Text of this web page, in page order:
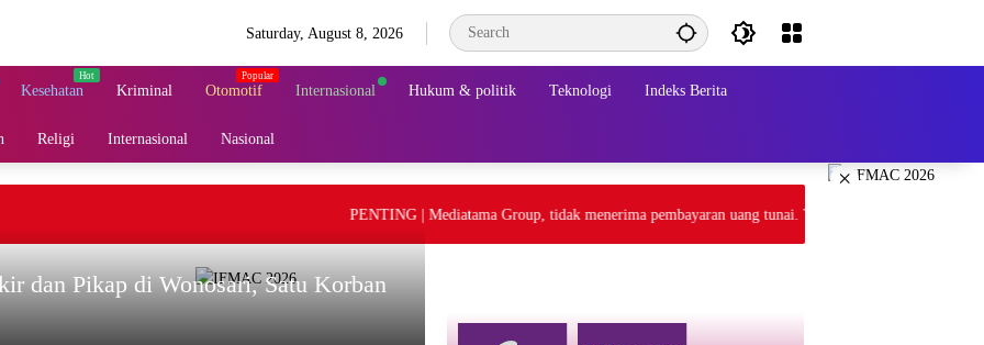
Saturday, August 8, 2026
Kesehatan Kriminal Otomotif Internasional Hukum & politik Teknologi Indeks Berita
Religi Internasional Nasional
×
PENTING | Mediatama Group, tidak menerima pembayaran uang tunai. Transaksi melalui gateway
dan Pikap di Wonosari, Satu Korban